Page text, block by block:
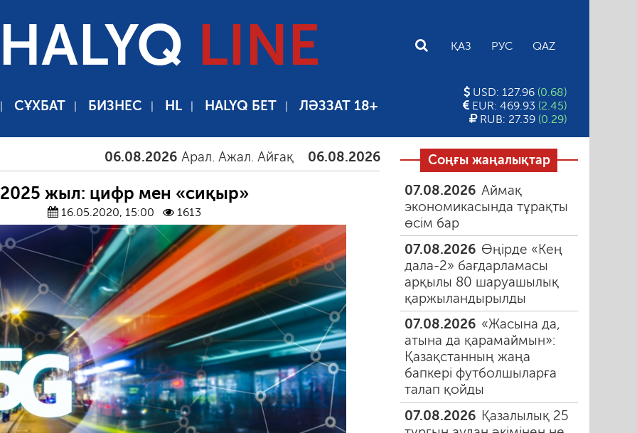
HALYQ LINE ҚАЗ РУС QAZ
СҰХБАТ БИЗНЕС HL HALYQ БЕТ ЛӘЗЗАТ 18+
USD: 127.96 (0.68)
EUR: 469.93 (2.45)
RUB: 27.39 (0.29)
06.08.2026 Арал. Ажал. Айғақ 06.08.2026 Тамыздағы таңғы түтін 06.08.2026 Құмарлық
2025 жыл: цифр мен «сиқыр»
16.05.2020, 15:00 1613
Соңғы жаңалықтар
07.08.2026 Аймақ
экономикасында тұрақты
өсім бар
07.08.2026 Өңірде «Кең
дала-2» бағдарламасы
арқылы 80 шаруашылық
қаржыландырылды
07.08.2026 «Жасына да,
атына да қарамаймын»:
Қазақстанның жаңа
бапкері футболшыларға
талап қойды
07.08.2026 Қазалылық 25